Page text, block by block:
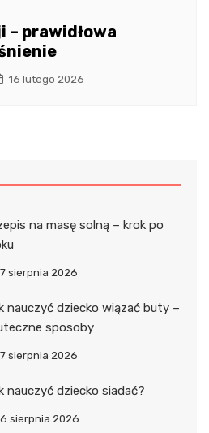
– prawidłowa
16 lutego 2026
na masę solną – krok po
7 sierpnia 2026
nauczyć dziecko wiązać buty –
sposoby
7 sierpnia 2026
nauczyć dziecko siadać?
6 sierpnia 2026